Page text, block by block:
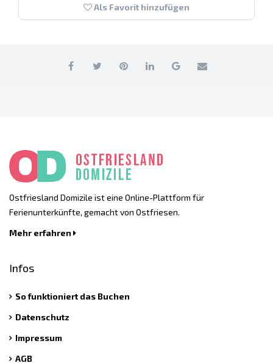
Als Favorit hinzufügen
Ostfriesland Domizile ist eine Online-Plattform für
Ferienunterkünfte, gemacht von Ostfriesen.
Mehr erfahren
Infos
So funktioniert das Buchen
Datenschutz
Impressum
AGB